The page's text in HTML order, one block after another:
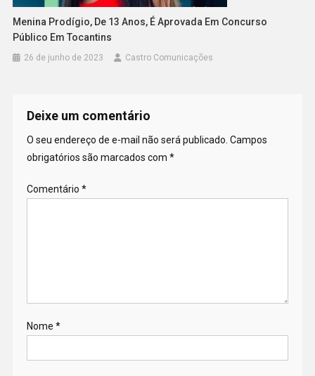
Menina Prodígio, De 13 Anos, É Aprovada Em Concurso
Público Em Tocantins
26 de junho de 2023 Castro Comunicações
Deixe um comentário
O seu endereço de e-mail não será publicado. Campos
obrigatórios são marcados com *
Comentário *
Nome *